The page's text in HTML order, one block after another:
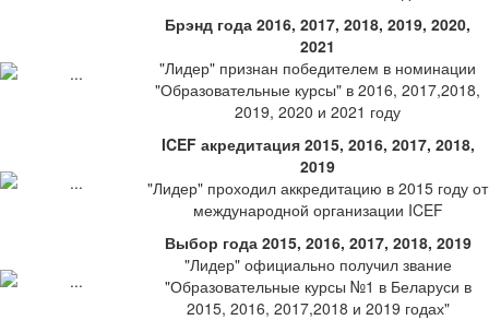
Брэнд года 2016, 2017, 2018, 2019, 2020,
2021
"Лидер" признан победителем в номинации
"Образовательные курсы" в 2016, 2017,2018,
2019, 2020 и 2021 году
ICEF акредитация 2015, 2016, 2017, 2018,
2019
"Лидер" проходил аккредитацию в 2015 году от
международной организации ICEF
Выбор года 2015, 2016, 2017, 2018, 2019
"Лидер" официально получил звание
"Образовательные курсы №1 в Беларуси в
2015, 2016, 2017,2018 и 2019 годах"